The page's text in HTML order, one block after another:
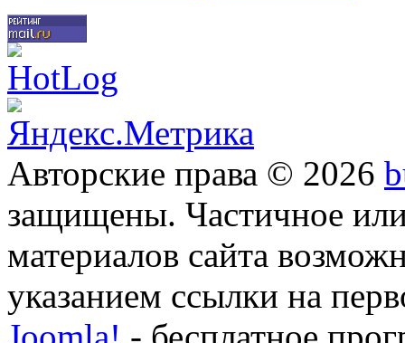
Авторские права © 2026
защищены. Частичное
материалов сайта
указанием ссылки на